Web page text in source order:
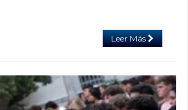
Leer Más